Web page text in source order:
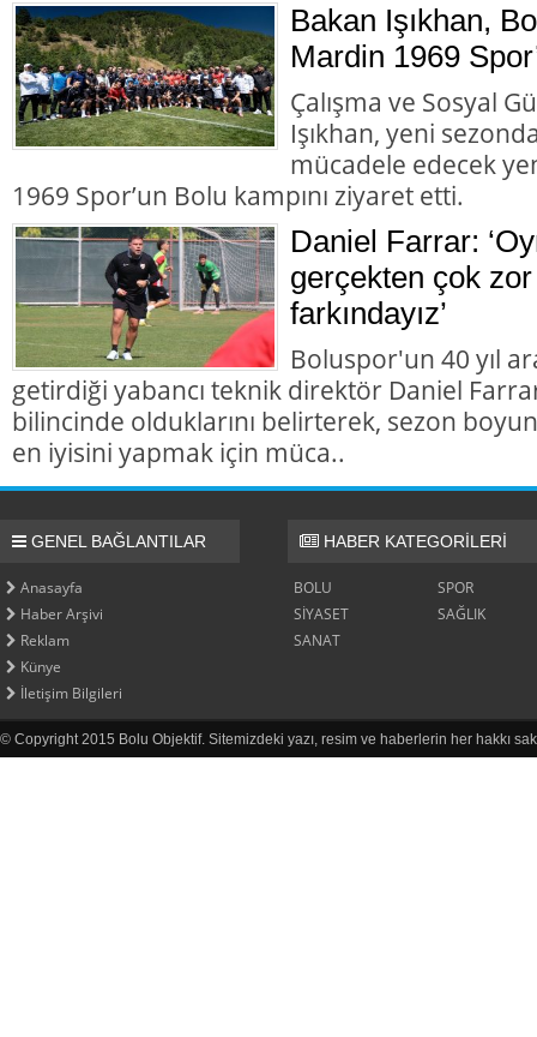
Bakan Işıkhan,
Mardin 1969
Çalışma ve Sosyal
Işıkhan, yeni
mücadele edecek
1969 Spor’un Bolu kampını ziyaret etti.
Daniel Farrar:
gerçekten çok
farkındayız’
Boluspor'un 40 yıl
getirdiği yabancı teknik direktör Daniel
bilincinde olduklarını belirterek, sezon
en iyisini yapmak için müca..
GENEL BAĞLANTILAR
Anasayfa
Haber Arşivi
Reklam
Künye
İletişim Bilgileri
HABER KATEGORİLERİ
BOLU
SPOR
SİYASET
SAĞLIK
SANAT
© Copyright 2015 Bolu Objektif. Sitemizdeki yazı, resim ve haberlerin her hakkı